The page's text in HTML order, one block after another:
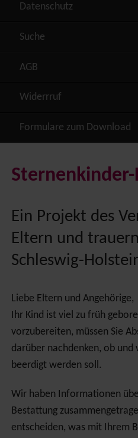
Datenschutz
Suche
AGB
Widerrruf
Formulare zum Download
Ein Projekt des
Eltern und
Schleswig-
Liebe Eltern und Angehörige,
Ihr Kind ist viel zu früh
vorzubereiten, müssen Sie
darüber nachdenken, ob und
beerdigt werden soll.
Wir haben Informationen
Bestattung
entscheiden, was mit Ihrem